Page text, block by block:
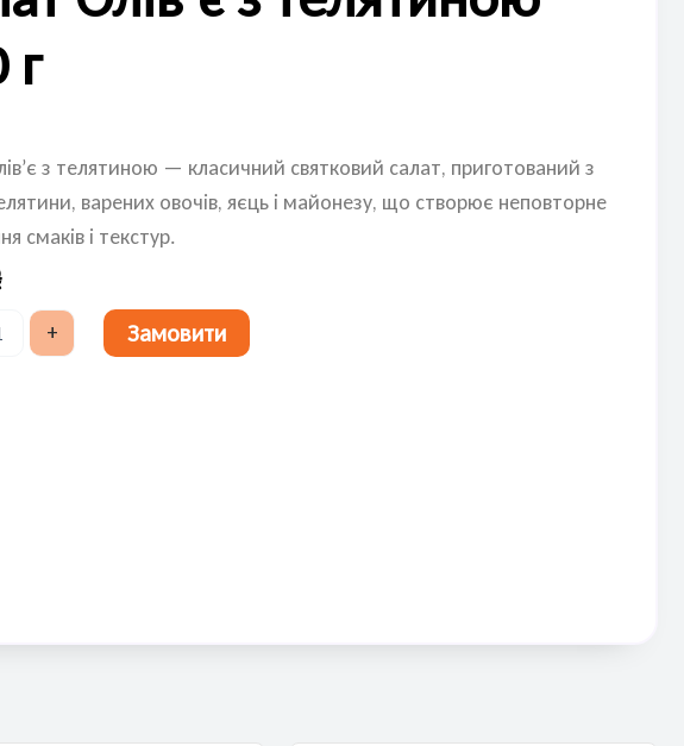
г
з телятиною — класичний святковий салат, приготований з
варених овочів, яєць і майонезу, що створює неповторне
смаків і текстур.
+ Замовити